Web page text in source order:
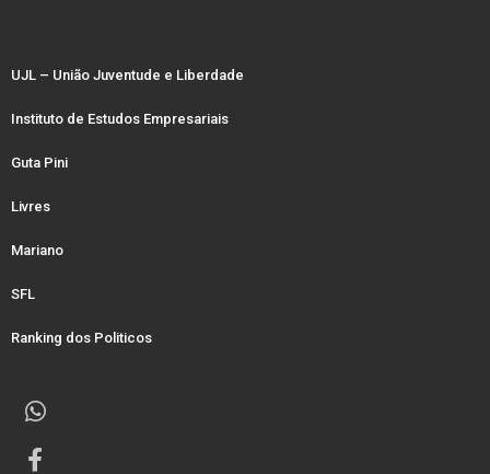
UJL – União Juventude e Liberdade
Instituto de Estudos Empresariais
Guta Pini
Livres
Mariano
SFL
Ranking dos Politicos